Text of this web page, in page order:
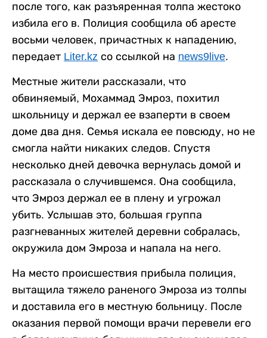
после того, как разъяренная толпа жестоко
избила его в. Полиция сообщила об аресте
восьми человек, причастных к нападению,
передает Liter.kz со ссылкой на news9live.
Местные жители рассказали, что
обвиняемый, Мохаммад Эмроз, похитил
школьницу и держал ее взаперти в своем
доме два дня. Семья искала ее повсюду, но не
смогла найти никаких следов. Спустя
несколько дней девочка вернулась домой и
рассказала о случившемся. Она сообщила,
что Эмроз держал ее в плену и угрожал
убить. Услышав это, большая группа
разгневанных жителей деревни собралась,
окружила дом Эмроза и напала на него.
На место происшествия прибыла полиция,
вытащила тяжело раненого Эмроза из толпы
и доставила его в местную больницу. После
оказания первой помощи врачи перевели его